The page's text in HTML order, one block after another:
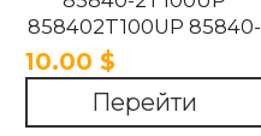
858402T100UP 85840-
2T100UP KIA Optima
2011-2018
10.00 $
Перейти